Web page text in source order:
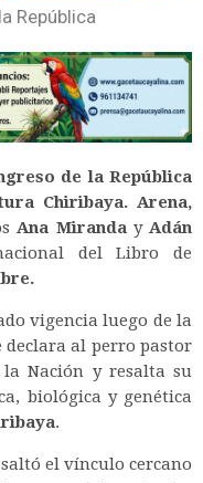
República
de la República
Chiribaya. Arena,
Ana MirandayAdán
del Libro de
vigencia luego de la
declara al perro pastor
Nación y resalta su
biológica y genética
.
el vínculo cercano